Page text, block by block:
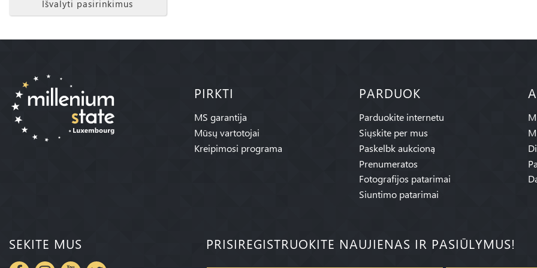
Išvalyti pasirinkimus
PIRKTI
MS garantija
Mūsų vartotojai
Kreipimosi programa
PARDUOK
Parduokite internetu
Siųskite per mus
Paskelbk aukcioną
Prenumeratos
Fotografijos patarimai
Siuntimo patarimai
SEKITE MUS PRISIREGISTRUOKITE NAUJIENAS IR PASIŪLYMUS!